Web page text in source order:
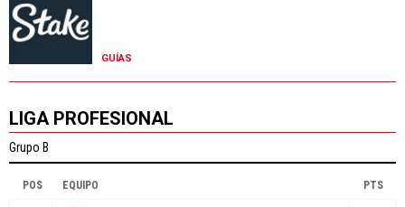
GUÍAS
LIGA PROFESIONAL